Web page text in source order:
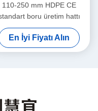
110-250 mm HDPE CE
boru üretim hattı
En İyi Fiyatı Alın